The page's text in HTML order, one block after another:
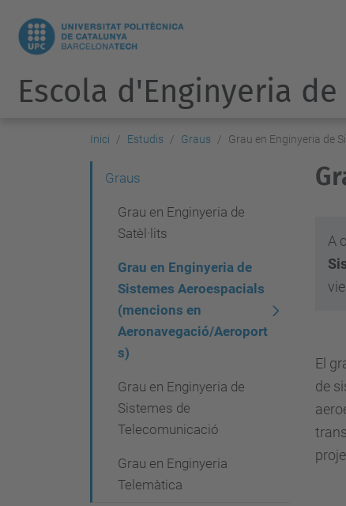
Escola d'Enginyeria de
Inici Estudis Graus Grau en Enginyeria de
A
El
de
Graus
Grau en Enginyeria de
Satèl·lits
Grau en Enginyeria de
Sistemes Aeroespacials
(mencions en
Aeronavegació/Aeroport
s)
Grau en Enginyeria de
Sistemes de
Telecomunicació
Grau en Enginyeria
Telemàtica